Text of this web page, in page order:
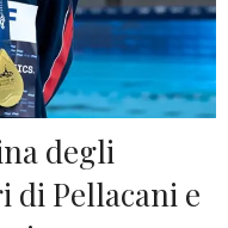
degli
di Pellacani e